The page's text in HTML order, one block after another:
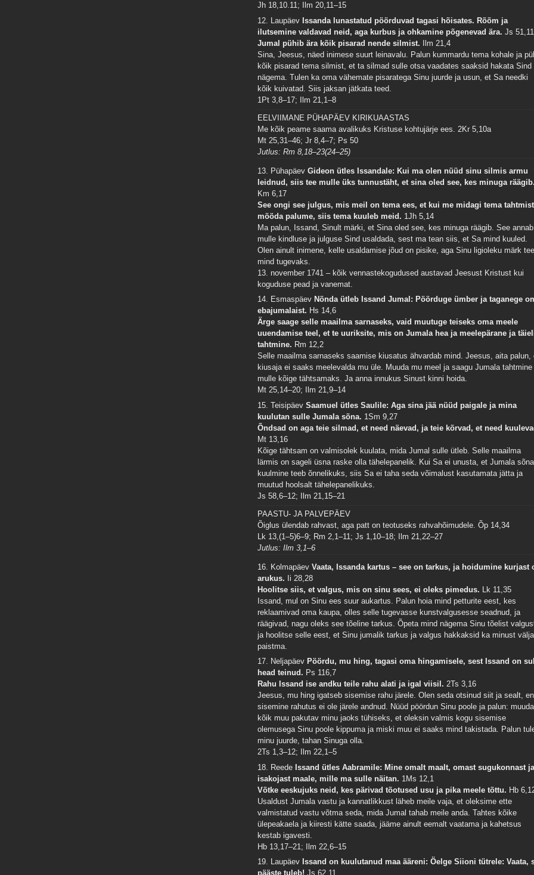
Jh 18,10.11; Ilm 20,11–15
12. LaupäevIssanda lunastatud pöörduvad tagasi hõisates. Rõõm ja
ilutsemine valdavad neid, aga kurbus ja ohkamine põgenevad ära.Js 51,11
Jumal pühib ära kõik pisarad nende silmist. Ilm 21,4
Sina, Jeesus, näed inimese suurt leinavalu. Palun kummardu tema kohale ja
kõik pisarad tema silmist, et ta silmad sulle otsa vaadates saaksid hakata Sind
nägema. Tulen ka oma vähemate pisaratega Sinu juurde ja usun, et Sa needki
kõik kuivatad. Siis jaksan jätkata teed.
1Pt 3,8–17; Ilm 21,1–8
EELVIIMANE PÜHAPÄEV KIRIKUAASTAS
Me kõik peame saama avalikuks Kristuse kohtujärje ees. 2Kr 5,10a
Mt 25,31–46; Jr 8,4–7; Ps 50
Jutlus: Rm 8,18–23(24–25)
13. PühapäevGideon ütles Issandale: Kui ma olen nüüd sinu silmis armu
leidnud, siis tee mulle üks tunnustäht, et sina oled see, kes minuga räägib.
Km 6,17
See ongi see julgus, mis meil on tema ees, et kui me midagi tema tahtmist
mööda palume, siis tema kuuleb meid. 1Jh 5,14
Ma palun, Issand, Sinult märki, et Sina oled see, kes minuga räägib. See annab
mulle kindluse ja julguse Sind usaldada, sest ma tean siis, et Sa mind kuuled.
Olen ainult inimene, kelle usaldamise jõud on pisike, aga Sinu ligioleku märk
mind tugevaks.
13. november 1741 – kõik vennastekogudused austavad Jeesust Kristust kui
koguduse pead ja vanemat.
14. Esmaspäev Nõnda ütleb Issand Jumal: Pöörduge ümber ja taganege
ebajumalaist. Hs 14,6
Ärge saage selle maailma sarnaseks, vaid muutuge teiseks oma meele
uuendamise teel, et te uuriksite, mis on Jumala hea ja meelepärane ja
tahtmine. Rm 12,2
Selle maailma sarnaseks saamise kiusatus ähvardab mind. Jeesus, aita palun,
kiusaja ei saaks meelevalda mu üle. Muuda mu meel ja saagu Jumala tahtmine
mulle kõige tähtsamaks. Ja anna innukus Sinust kinni hoida.
Mt 25,14–20; Ilm 21,9–14
15. TeisipäevSaamuel ütles Saulile: Aga sina jää nüüd paigale ja mina
kuulutan sulle Jumala sõna. 1Sm 9,27
Õndsad on aga teie silmad, et need näevad, ja teie kõrvad, et need
Mt 13,16
Kõige tähtsam on valmisolek kuulata, mida Jumal sulle ütleb. Selle maailma
lärmis on sageli üsna raske olla tähelepanelik. Kui Sa ei unusta, et Jumala
kuulmine teeb õnnelikuks, siis Sa ei taha seda võimalust kasutamata jätta ja
muutud hoolsalt tähelepanelikuks.
Js 58,6–12; Ilm 21,15–21
PAASTU- JA PALVEPÄEV
Õiglus ülendab rahvast, aga patt on teotuseks rahvahõimudele.Õp 14,34
Lk 13,(1–5)6–9; Rm 2,1–11; Js 1,10–18; Ilm 21,22–27
Jutlus: Ilm 3,1–6
16. KolmapäevVaata, Issanda kartus – see on tarkus, ja hoidumine kurjast
arukus. Ii 28,28
Hoolitse siis, et valgus, mis on sinu sees, ei oleks pimedus. Lk 11,35
Issand, mul on Sinu ees suur aukartus. Palun hoia mind petturite eest, kes
reklaamivad oma kaupa, olles selle tugevasse kunstvalgusesse seadnud, ja
räägivad, nagu oleks see tõeline tarkus. Õpeta mind nägema Sinu tõelist
ja hoolitse selle eest, et Sinu jumalik tarkus ja valgus hakkaksid ka minust välja
paistma.
17. Neljapäev Pöördu, mu hing, tagasi oma hingamisele, sest Issand on
head teinud. Ps 116,7
Rahu Issand ise andku teile rahu alati ja igal viisil.2Ts 3,16
Jeesus, mu hing igatseb sisemise rahu järele. Olen seda otsinud siit ja sealt,
sisemine rahutus ei ole järele andnud. Nüüd pöördun Sinu poole ja palun: muuda
kõik muu pakutav minu jaoks tühiseks, et oleksin valmis kogu sisemise
olemusega Sinu poole kippuma ja miski muu ei saaks mind takistada. Palun
minu juurde, tahan Sinuga olla.
2Ts 1,3–12; Ilm 22,1–5
18. ReedeIssand ütles Aabramile: Mine omalt maalt, omast sugukonnast ja
isakojast maale, mille ma sulle näitan. 1Ms 12,1
Võtke eeskujuks neid, kes pärivad tõotused usu ja pika meele tõttu. Hb
Usaldust Jumala vastu ja kannatlikkust läheb meile vaja, et oleksime ette
valmistatud vastu võtma seda, mida Jumal tahab meile anda. Tahtes kõike
ülepeakaela ja kiiresti kätte saada, jääme ainult eemalt vaatama ja kahetsus
kestab igavesti.
Hb 13,17–21; Ilm 22,6–15
19. Laupäev Issand on kuulutanud maa ääreni: Öelge Siioni tütrele: Vaata,
pääste tuleb!Js 62,11